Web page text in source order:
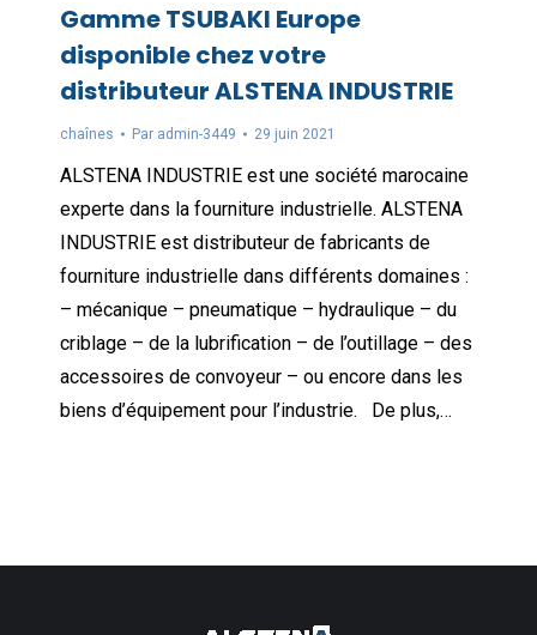
Gamme TSUBAKI Europe
disponible chez votre
distributeur ALSTENA INDUSTRIE
chaînes Par admin-3449 29 juin 2021
ALSTENA INDUSTRIE est une société marocaine
experte dans la fourniture industrielle. ALSTENA
INDUSTRIE est distributeur de fabricants de
fourniture industrielle dans différents domaines :
– mécanique – pneumatique – hydraulique – du
criblage – de la lubrification – de l’outillage – des
accessoires de convoyeur – ou encore dans les
biens d’équipement pour l’industrie. De plus,…